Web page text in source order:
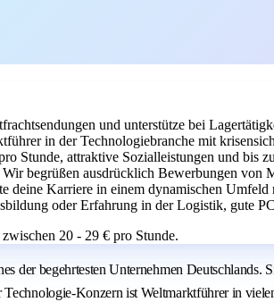
und unterstütze bei
in der Technologiebranche mit
Stunde, attraktive Sozialleistungen und bis
Wir begrüßen ausdrücklich Bewerbungen von
deine Karriere in einem dynamischen
oder Erfahrung in der Logistik, gute
20 - 29 € pro Stunde.
der begehrtesten Unternehmen
Technologie-Konzern ist Weltmarktführer in